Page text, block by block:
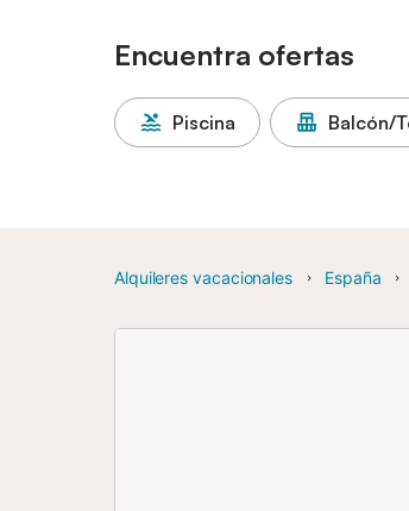
Encuentra ofertas
Piscina Balcón/
Alquileres vacacionales España